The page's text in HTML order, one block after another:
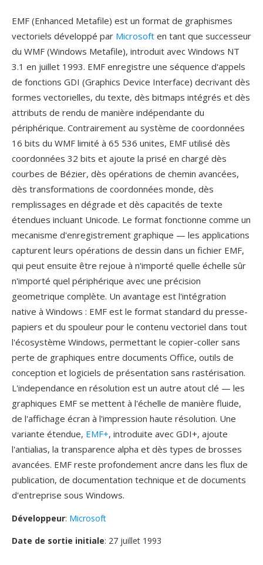
EMF (Enhanced Metafile) est un format de graphismes
vectoriels développé par Microsoft en tant que successeur
du WMF (Windows Metafile), introduit avec Windows NT
3.1 en juillet 1993. EMF enregistre une séquence d'appels
de fonctions GDI (Graphics Device Interface) decrivant dès
formes vectorielles, du texte, dès bitmaps intégrés et dès
attributs de rendu de manière indépendante du
périphérique. Contrairement au système de coordonnées
16 bits du WMF limité à 65 536 unites, EMF utilisé dès
coordonnées 32 bits et ajoute la prisé en chargé dès
courbes de Bézier, dès opérations de chemin avancées,
dès transformations de coordonnées monde, dès
remplissages en dégrade et dès capacités de texte
étendues incluant Unicode. Le format fonctionne comme un
mecanisme d'enregistrement graphique — les applications
capturent leurs opérations de dessin dans un fichier EMF,
qui peut ensuite être rejoue à n'importé quelle échelle sûr
n'importé quel périphérique avec une précision
geometrique complète. Un avantage est l'intégration
native à Windows : EMF est le format standard du presse-
papiers et du spouleur pour le contenu vectoriel dans tout
l'écosystème Windows, permettant le copier-coller sans
perte de graphiques entre documents Office, outils de
conception et logiciels de présentation sans rastérisation.
L'independance en résolution est un autre atout clé — les
graphiques EMF se mettent à l'échelle de manière fluide,
de l'affichage écran à l'impression haute résolution. Une
variante étendue, EMF+, introduite avec GDI+, ajoute
l'antialias, la transparence alpha et dès types de brosses
avancées. EMF reste profondement ancre dans les flux de
publication, de documentation technique et de documents
d'entreprise sous Windows.
Développeur: Microsoft
Date de sortie initiale: 27 juillet 1993